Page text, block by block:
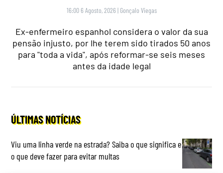
16:00 6 Agosto, 2026 | Gonçalo Viegas
Ex-enfermeiro espanhol considera o valor da sua
pensão injusto, por lhe terem sido tirados 50 anos
para "toda a vida", após reformar-se seis meses
antes da idade legal
ÚLTIMAS NOTÍCIAS
Viu uma linha verde na estrada? Saiba o que significa e
o que deve fazer para evitar multas